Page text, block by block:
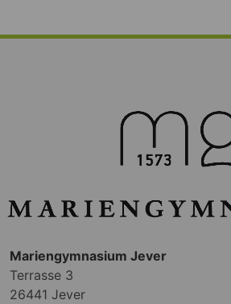
Mariengymnasium Jever
Terrasse 3
26441 Jever